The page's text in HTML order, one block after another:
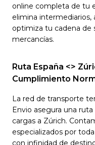
online completa de tu
elimina intermediarios,
optimiza tu cadena de
mercancías.
Ruta España <>
Cumplimiento
La red de transporte
Envio asegura una
cargas a Zúrich.
especializados por
con infinidad de